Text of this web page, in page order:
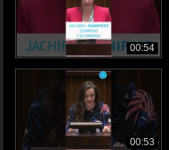
00:54
00:53